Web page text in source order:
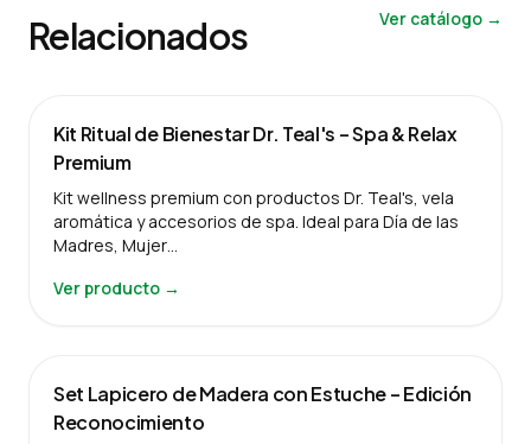
Relacionados Ver catálogo →
Kit Ritual de Bienestar Dr. Teal's – Spa & Relax
Premium
Kit wellness premium con productos Dr. Teal's, vela
aromática y accesorios de spa. Ideal para Día de las
Madres, Mujer…
Ver producto →
Set Lapicero de Madera con Estuche – Edición
Reconocimiento